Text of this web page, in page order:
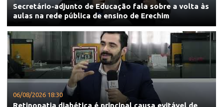
Secretário-adjunto de Educação fala sobre a volta às
aulas na rede pública de ensino de Erechim
06/08/2026 18:30
Retinopatia diabética é principal causa evitável de